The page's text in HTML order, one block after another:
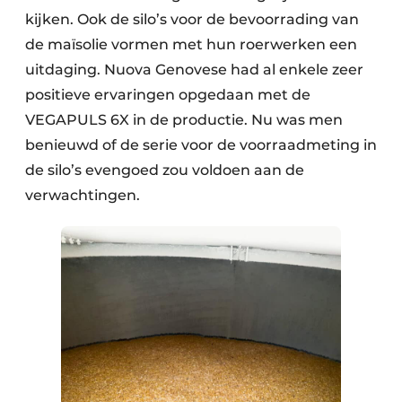
kijken. Ook de silo’s voor de bevoorrading van
de maïsolie vormen met hun roerwerken een
uitdaging. Nuova Genovese had al enkele zeer
positieve ervaringen opgedaan met de
VEGAPULS 6X in de productie. Nu was men
benieuwd of de serie voor de voorraadmeting in
de silo’s evengoed zou voldoen aan de
verwachtingen.